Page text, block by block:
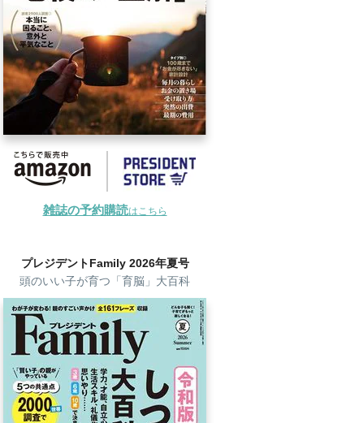
雑誌の予約購読はこちら
プレジデントFamily 2026年夏号
頭のいい子が育つ「育脳」大百科